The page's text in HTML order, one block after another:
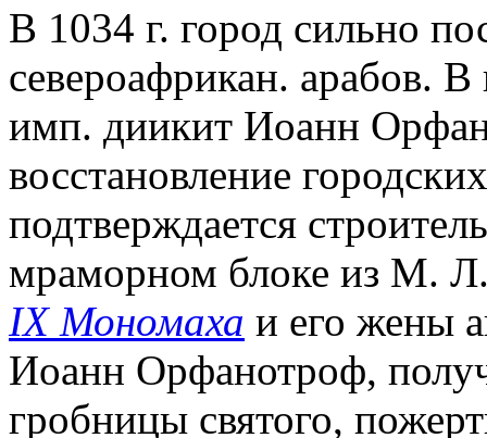
В 1034 г. город сильно
североафрикан. арабов.
имп. диикит Иоанн
восстановление
подтверждается
мраморном блоке из М.
IX Мономаха и его жены
Иоанн Орфанотроф,
гробницы святого,